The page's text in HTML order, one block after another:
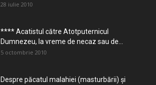
28 iulie 2010
**** Acatistul către Atotputernicul
Dumnezeu, la vreme de necaz sau de...
5 octombrie 2010
Despre păcatul malahiei (masturbării) şi